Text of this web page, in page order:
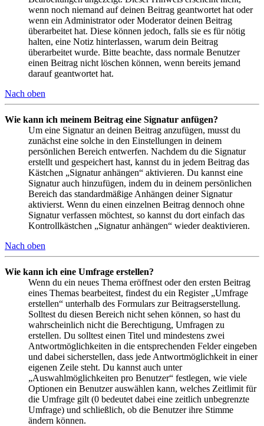
wenn noch niemand auf deinen Beitrag geantwortet hat oder
wenn ein Administrator oder Moderator deinen Beitrag
überarbeitet hat. Diese können jedoch, falls sie es für nötig
halten, eine Notiz hinterlassen, warum dein Beitrag
überarbeitet wurde. Bitte beachte, dass normale Benutzer
einen Beitrag nicht löschen können, wenn bereits jemand
darauf geantwortet hat.
Nach oben
Wie kann ich meinem Beitrag eine Signatur anfügen?
Um eine Signatur an deinen Beitrag anzufügen, musst du
zunächst eine solche in den Einstellungen in deinem
persönlichen Bereich entwerfen. Nachdem du die Signatur
erstellt und gespeichert hast, kannst du in jedem Beitrag das
Kästchen „Signatur anhängen“ aktivieren. Du kannst eine
Signatur auch hinzufügen, indem du in deinem persönlichen
Bereich das standardmäßige Anhängen deiner Signatur
aktivierst. Wenn du einen einzelnen Beitrag dennoch ohne
Signatur verfassen möchtest, so kannst du dort einfach das
Kontrollkästchen „Signatur anhängen“ wieder deaktivieren.
Nach oben
Wie kann ich eine Umfrage erstellen?
Wenn du ein neues Thema eröffnest oder den ersten Beitrag
eines Themas bearbeitest, findest du ein Register „Umfrage
erstellen“ unterhalb des Formulars zur Beitragserstellung.
Solltest du diesen Bereich nicht sehen können, so hast du
wahrscheinlich nicht die Berechtigung, Umfragen zu
erstellen. Du solltest einen Titel und mindestens zwei
Antwortmöglichkeiten in die entsprechenden Felder eingeben
und dabei sicherstellen, dass jede Antwortmöglichkeit in einer
eigenen Zeile steht. Du kannst auch unter
„Auswahlmöglichkeiten pro Benutzer“ festlegen, wie viele
Optionen ein Benutzer auswählen kann, welches Zeitlimit für
die Umfrage gilt (0 bedeutet dabei eine zeitlich unbegrenzte
Umfrage) und schließlich, ob die Benutzer ihre Stimme
ändern können.